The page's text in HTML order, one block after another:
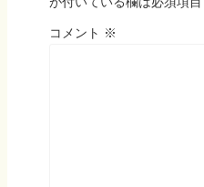
コメント ※